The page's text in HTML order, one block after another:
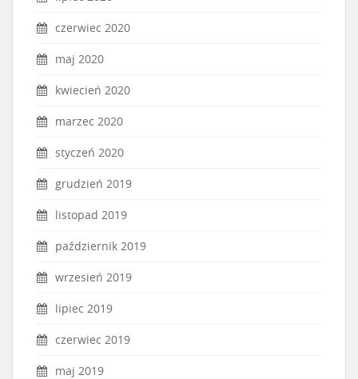
czerwiec 2020
maj 2020
kwiecień 2020
marzec 2020
styczeń 2020
grudzień 2019
listopad 2019
październik 2019
wrzesień 2019
lipiec 2019
czerwiec 2019
maj 2019